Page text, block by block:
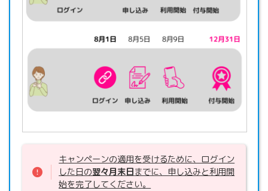
キャンペーンの適用を受けるために、ログイン
した日の翌々月末日までに、申し込みと利用開
始を完了してください。